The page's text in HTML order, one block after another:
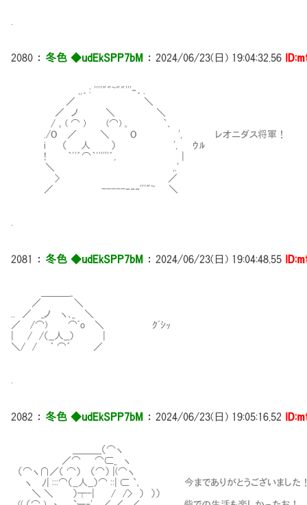
2080 ： 冬色 ◆udEkSPP7bM ： 2024/06/23(日) 19:04:32.56
,,．: ''''""~""'''‐．.
／ ＼
／ ノ ＼ ＼
/ 。( ⌒ ) (⌒) 。 ｀､
./O ／ ＼ O ', レオニダス将軍！
i （ 人 ） ', ｳﾙ
! ｀ﾞ'´⌒｀ﾞ'''''´, |
＼ ,.'
> ／
／ -----‐‐‐'''"~ ＼
2081 ： 冬色 ◆udEkSPP7bM ： 2024/06/23(日) 19:04:48.55
／ ＼
.. ／ _ノ ヽ､_ ＼
／ /⌒) ⌒ﾟo ＼ ｸﾞｼｯ
| / /（__人__） |
＼/ / ｀ ⌒´ ／
2082 ： 冬色 ◆udEkSPP7bM ： 2024/06/23(日) 19:05:16.52
＿＿＿（⌒ヽ
／⌒ ⌒⊂_ ヽ
（⌒ヽ∩／（ ⌒） （⌒） |(⌒ヽ
ヽ ﾉ| :::⌒（__人__）⌒ ::| ⊂ `､ 今までありがとうございました
＼ ＼ ）┬-| / /> ） ））